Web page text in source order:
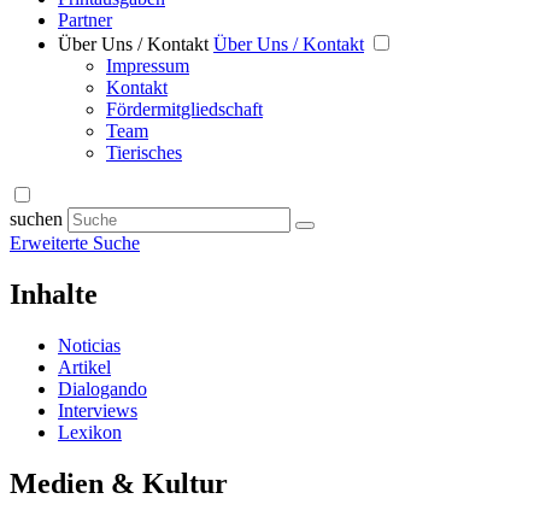
Partner
Über Uns / Kontakt Über Uns / Kontakt
Impressum
Kontakt
Fördermitgliedschaft
Team
Tierisches
suchen
Erweiterte Suche
Inhalte
Noticias
Artikel
Dialogando
Interviews
Lexikon
Medien & Kultur